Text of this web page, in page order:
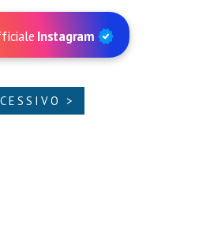
Instagram
>